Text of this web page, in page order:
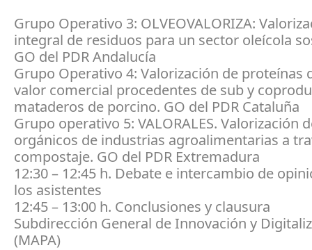
Grupo Operativo 3: OLVEOVALORIZA:
integral de residuos para un sector oleícola
GO del PDR Andalucía
Grupo Operativo 4: Valorización de proteínas
valor comercial procedentes de sub y
mataderos de porcino. GO del PDR Cataluña
Grupo operativo 5: VALORALES. Valorización
orgánicos de industrias agroalimentarias a
compostaje. GO del PDR Extremadura
12:30 – 12:45 h. Debate e intercambio de
los asistentes
12:45 – 13:00 h. Conclusiones y clausura
Subdirección General de Innovación y
(MAPA)